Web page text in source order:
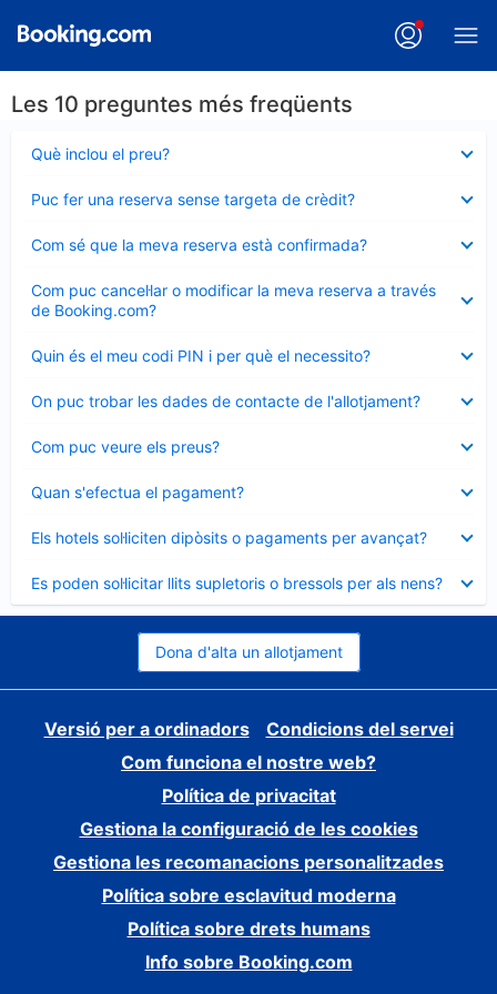
Les 10 preguntes més freqüents
Què inclou el preu?
tancat
Puc fer una reserva sense targeta de crèdit?
tancat
Com sé que la meva reserva està confirmada?
tancat
Com puc cancel·lar o modificar la meva reserva a través
de Booking.com?
tancat
Quin és el meu codi PIN i per què el necessito?
tancat
On puc trobar les dades de contacte de l'allotjament?
tancat
Com puc veure els preus?
tancat
Quan s'efectua el pagament?
tancat
Els hotels sol·liciten dipòsits o pagaments per avançat?
tancat
Es poden sol·licitar llits supletoris o bressols per als nens?
tancat
Dona d'alta un allotjament
Versió per a ordinadors
Condicions del servei
Com funciona el nostre web?
Política de privacitat
Gestiona la configuració de les cookies
Gestiona les recomanacions personalitzades
Política sobre esclavitud moderna
Política sobre drets humans
Info sobre Booking.com